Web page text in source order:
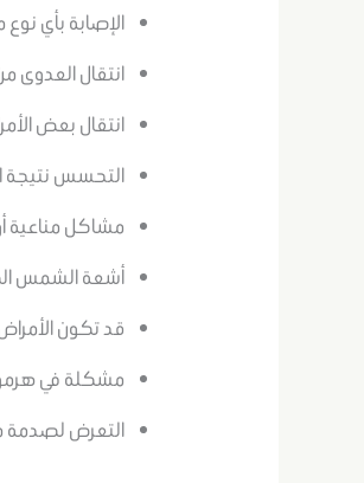
الإصابة بأي نوع
انتقال
انتقال بعض
التحسس نتيجة
مشاكل مناعية
أشعة الشمس
قد تكون
مشكلة في
التعرض لصدمة